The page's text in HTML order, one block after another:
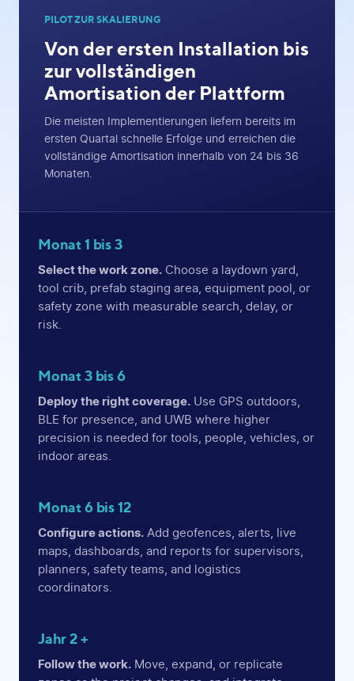
PILOT ZUR SKALIERUNG
Von der ersten Installation bis
zur vollständigen
Amortisation der Plattform
Die meisten Implementierungen liefern bereits im
ersten Quartal schnelle Erfolge und erreichen die
vollständige Amortisation innerhalb von 24 bis 36
Monaten.
Monat 1 bis 3
Select the work zone. Choose a laydown yard,
tool crib, prefab staging area, equipment pool, or
safety zone with measurable search, delay, or
risk.
Monat 3 bis 6
Deploy the right coverage. Use GPS outdoors,
BLE for presence, and UWB where higher
precision is needed for tools, people, vehicles, or
indoor areas.
Monat 6 bis 12
Configure actions. Add geofences, alerts, live
maps, dashboards, and reports for supervisors,
planners, safety teams, and logistics
coordinators.
Jahr 2 +
Follow the work. Move, expand, or replicate